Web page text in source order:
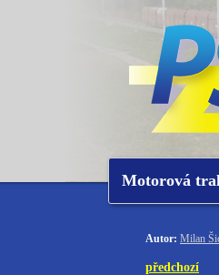
Motorová
Autor: Milan
předchozí